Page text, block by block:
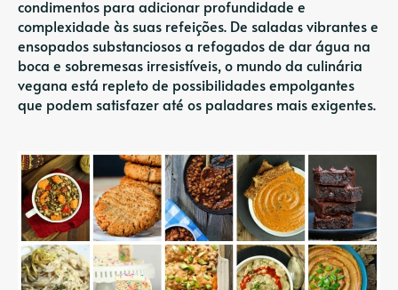
condimentos para adicionar profundidade e
complexidade às suas refeições. De saladas vibrantes e
ensopados substanciosos a refogados de dar água na
boca e sobremesas irresistíveis, o mundo da culinária
vegana está repleto de possibilidades empolgantes
que podem satisfazer até os paladares mais exigentes.